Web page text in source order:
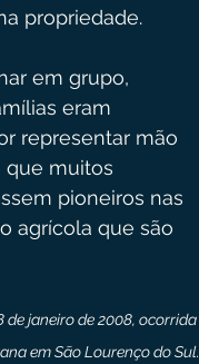
propriedade.
em grupo,
eram
representar mão
que muitos
pioneiros nas
agrícola que são
janeiro de 2008, ocorrida
em São Lourenço do Sul.